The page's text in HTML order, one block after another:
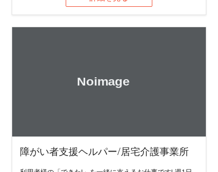
障がい者支援ヘルパー/居宅介護事業所